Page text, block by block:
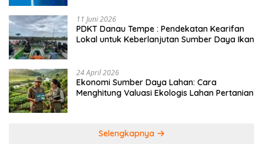
11 Juni 2026
PDKT Danau Tempe : Pendekatan Kearifan
Lokal untuk Keberlanjutan Sumber Daya Ikan
24 April 2026
Ekonomi Sumber Daya Lahan: Cara
Menghitung Valuasi Ekologis Lahan Pertanian
Selengkapnya